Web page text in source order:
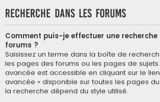
Recherche dans les forums
Comment puis-je effectuer une
forums ?
Saisissez un terme dans la boîte de
les pages des forums ou les pages de
avancée est accessible en cliquant sur le
avancée » disponible sur toutes les pages du
la recherche dépend du style utilisé.